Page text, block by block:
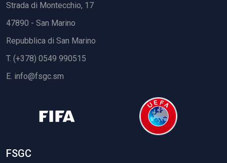
Strada di Montecchio, 17
47890 - San Marino
Repubblica di San Marino
T. (+378) 0549 990515
E. info@fsgc.sm
FSGC